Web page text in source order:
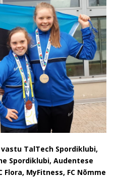
TalTech Spordiklubi,
Spordiklubi, Audentese
Flora, MyFitness, FC Nõmme